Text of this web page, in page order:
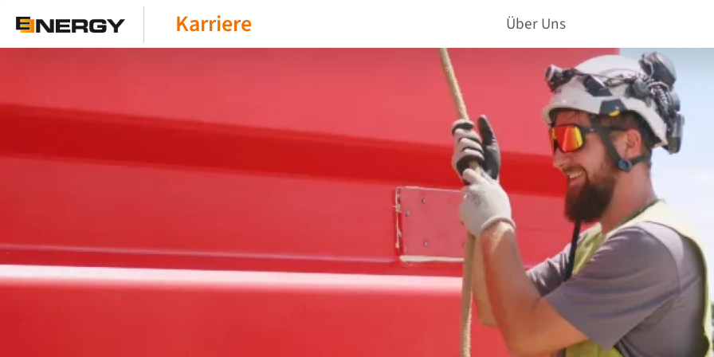
Karriere Über Uns